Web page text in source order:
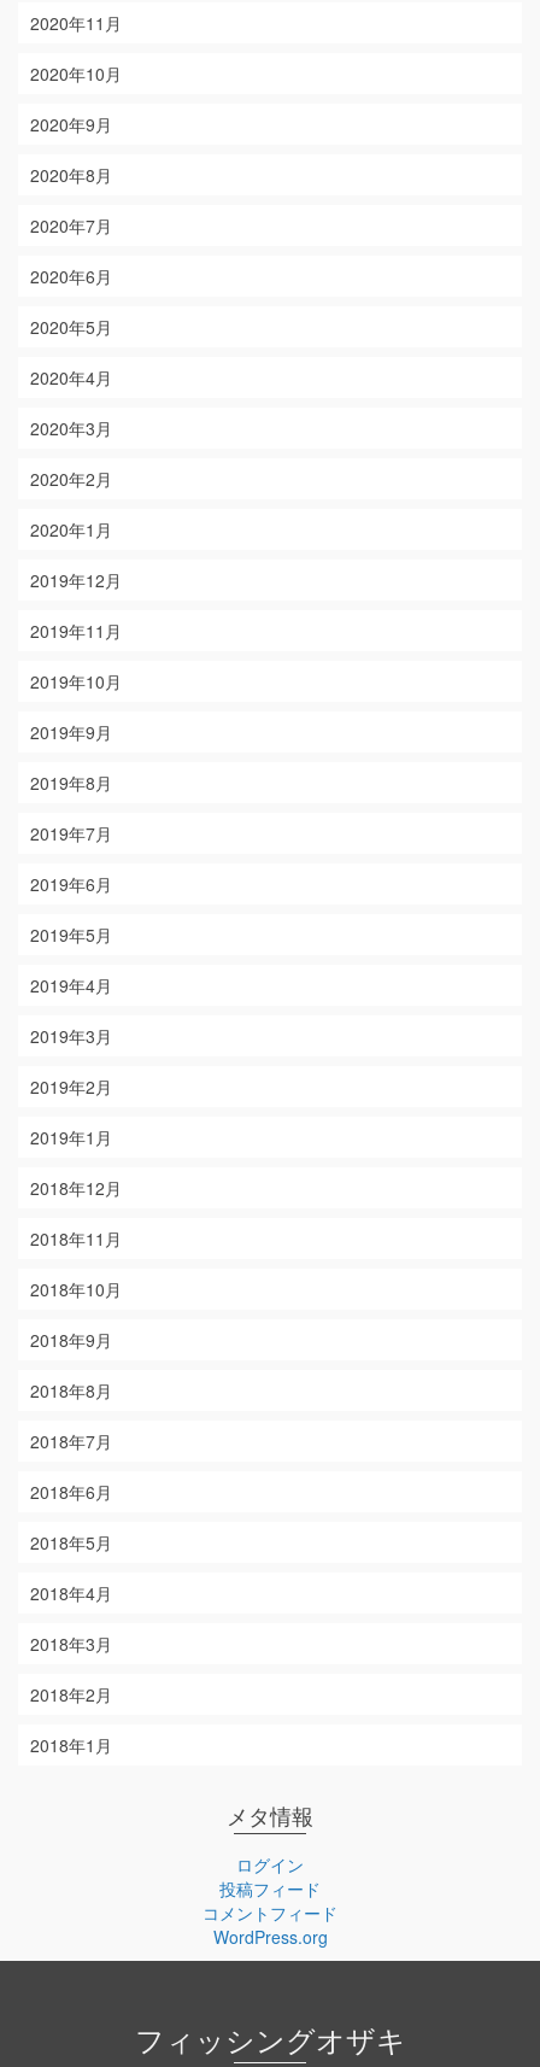
2020年11月
2020年10月
2020年9月
2020年8月
2020年7月
2020年6月
2020年5月
2020年4月
2020年3月
2020年2月
2020年1月
2019年12月
2019年11月
2019年10月
2019年9月
2019年8月
2019年7月
2019年6月
2019年5月
2019年4月
2019年3月
2019年2月
2019年1月
2018年12月
2018年11月
2018年10月
2018年9月
2018年8月
2018年7月
2018年6月
2018年5月
2018年4月
2018年3月
2018年2月
2018年1月
メタ情報
ログイン
投稿フィード
コメントフィード
WordPress.org
フィッシングオザキ